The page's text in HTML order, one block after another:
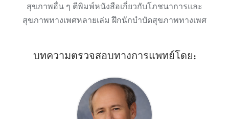
สุขภาพอื่น ๆ ตีพิมพ์หนังสือเกี่ยวกับโภชนาการและ
สุขภาพทางเพศหลายเล่ม ฝึกนักบำบัดสุขภาพทางเพศ
บทความตรวจสอบทางการแพทย์โดย: